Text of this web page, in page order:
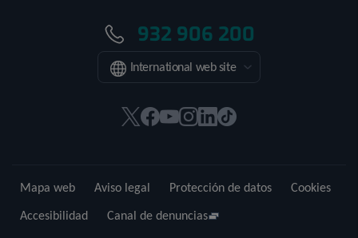
932 906 200
International web site
Este
en
una
Este
en
una
Este
en
una
Este
en
una
Este
en
una
Enlace
externa.
Mapa web Aviso legal Protección de datos
Cookies
Accesibilidad
Canal de denuncias